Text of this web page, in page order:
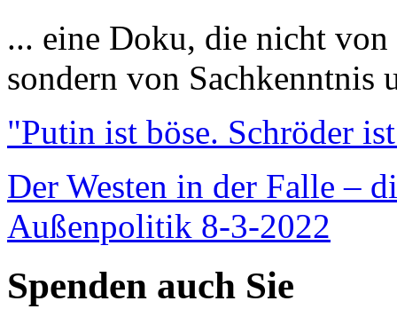
... eine Doku, die nicht
sondern von Sachkenntnis
"Putin ist böse. Schröder
Der Westen in der Falle –
Außenpolitik 8-3-2022
Spenden auch Sie